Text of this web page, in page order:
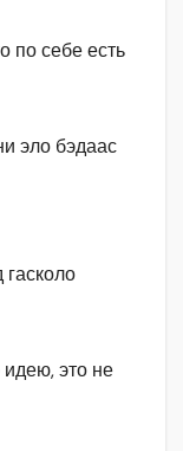
по себе есть
эло бэдаас
гасколо
идею, это не